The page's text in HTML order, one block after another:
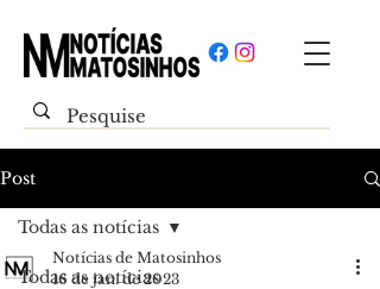
Post
Todas as notícias
Todas as notícias
Notícias de Matosinhos
16 de jan. de 2023